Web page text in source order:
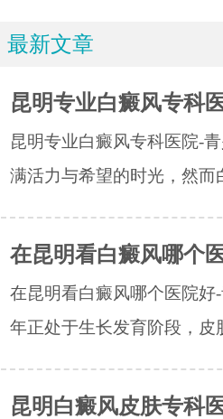
最新文章
昆明专业白癜风专科
昆明专业白癜风专科医院-
满活力与希望的时光，然而
在昆明看白癜风哪个
在昆明看白癜风哪个医院
年正处于生长发育阶段，皮
昆明白癜风皮肤专科